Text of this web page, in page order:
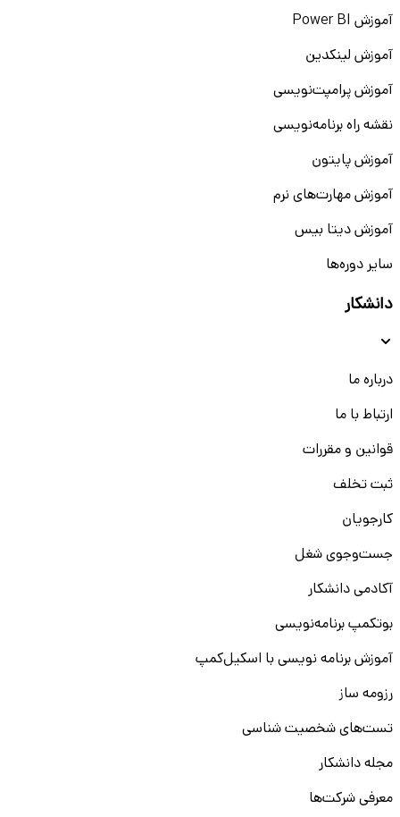
آموزش Power BI
آموزش لینکدین
آموزش پرامپت‌نویسی
نقشه راه برنامه‌نویسی
آموزش پایتون
آموزش مهارت‌های نرم
آموزش دیتا بیس
سایر دوره‌ها
دانشکار
درباره ما
ارتباط با ما
قوانین و مقررات
ثبت تخلف
کارجویان
جست‌و‌جوی شغل
آکادمی دانشکار
بوتکمپ برنامه‌نویسی
آموزش برنامه نویسی با اسکیل‌کمپ
رزومه ساز
تست‌های شخصیت شناسی
مجله دانشکار
معرفی شرکت‌ها